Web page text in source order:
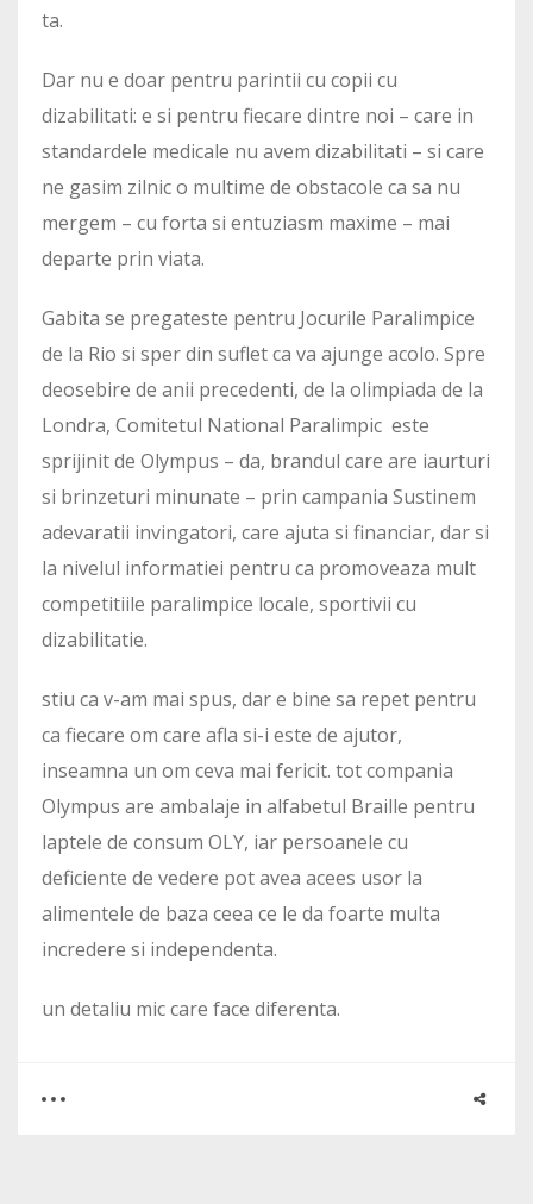
ta.
Dar nu e doar pentru parintii cu copii cu
dizabilitati: e si pentru fiecare dintre noi – care in
standardele medicale nu avem dizabilitati – si care
ne gasim zilnic o multime de obstacole ca sa nu
mergem – cu forta si entuziasm maxime – mai
departe prin viata.
Gabita se pregateste pentru Jocurile Paralimpice
de la Rio si sper din suflet ca va ajunge acolo. Spre
deosebire de anii precedenti, de la olimpiada de la
Londra, Comitetul National Paralimpic este
sprijinit de Olympus – da, brandul care are iaurturi
si brinzeturi minunate – prin campania Sustinem
adevaratii invingatori, care ajuta si financiar, dar si
la nivelul informatiei pentru ca promoveaza mult
competitiile paralimpice locale, sportivii cu
dizabilitatie.
stiu ca v-am mai spus, dar e bine sa repet pentru
ca fiecare om care afla si-i este de ajutor,
inseamna un om ceva mai fericit. tot compania
Olympus are ambalaje in alfabetul Braille pentru
laptele de consum OLY, iar persoanele cu
deficiente de vedere pot avea acees usor la
alimentele de baza ceea ce le da foarte multa
incredere si independenta.
un detaliu mic care face diferenta.